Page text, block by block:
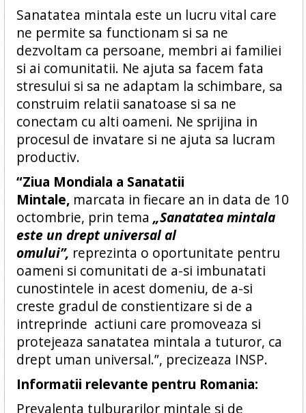
Sanatatea mintala este un lucru vital care
ne permite sa functionam si sa ne
dezvoltam ca persoane, membri ai familiei
si ai comunitatii. Ne ajuta sa facem fata
stresului si sa ne adaptam la schimbare, sa
construim relatii sanatoase si sa ne
conectam cu alti oameni. Ne sprijina in
procesul de invatare si ne ajuta sa lucram
productiv.
“Ziua Mondiala a Sanatatii
Mintale,marcata in fiecare an in data de 10
octombrie, prin tema „Sanatatea mintala
este un drept universal al
omului”, reprezinta o oportunitate pentru
oameni si comunitati de a-si imbunatati
cunostintele in acest domeniu, de a-si
creste gradul de constientizare si de a
intreprinde actiuni care promoveaza si
protejeaza sanatatea mintala a tuturor, ca
drept uman universal.”, precizeaza INSP.
Informatii relevante pentru Romania:
Prevalenta tulburarilor mintale si de